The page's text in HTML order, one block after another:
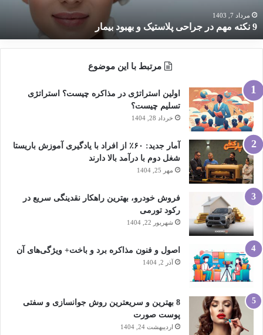
بیمارمرداد 7, 1403
9 نکته مهم در جراحی پلاستیک و بهبود بیمار
مرتبط با این موضوع
اولین استراتژی در مذاکره چیست؟ استراتژی
تسلیم چیست؟
خرداد 28, 1404
آمار جدید: ۶۰٪ از افراد با یادگیری آموزش باریستا
شغل دوم با درآمد بالا دارند
مهر 25, 1404
فروش خودرو، بهترین راهکار نقدینگی سریع در
رکود تورمی
شهریور 22, 1404
اصول و فنون مذاکره برد و باخت+ ویژگی‌های آن
آذر 2, 1404
8 بهترین و سریعترین روش جوانسازی و سفتی
پوست صورت
اردیبهشت 24, 1404